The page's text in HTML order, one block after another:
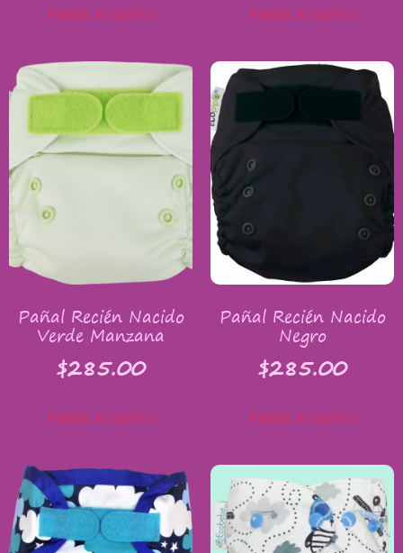
Añadir al carrito Añadir al carrito
Pañal Recién Nacido
Verde Manzana
$285.00
Añadir al carrito
Pañal Recién Nacido
Negro
$285.00
Añadir al carrito